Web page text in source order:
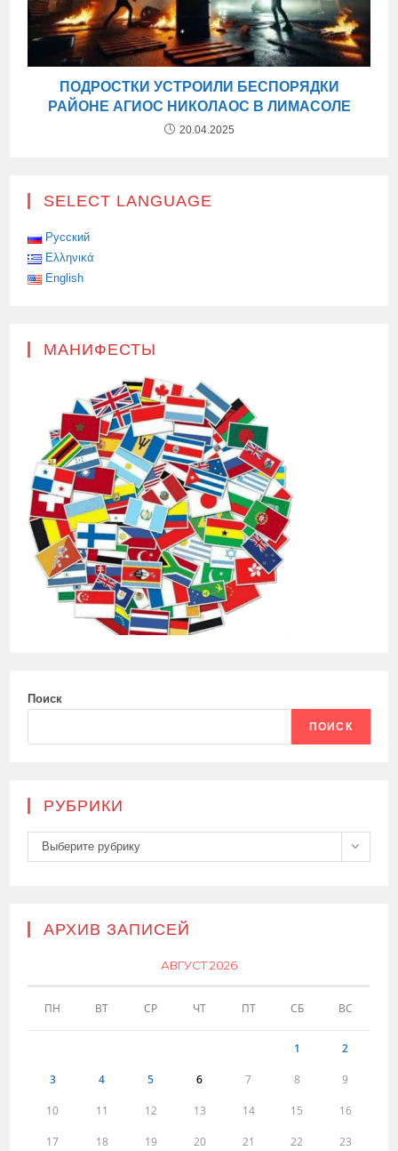
ПОДРОСТКИ УСТРОИЛИ БЕСПОРЯДКИ
РАЙОНЕ АГИОС НИКОЛАОС В ЛИМАСОЛЕ
20.04.2025
SELECT LANGUAGE
Русский
Ελληνικά
English
МАНИФЕСТЫ
Поиск
ПОИСК
РУБРИКИ
Рубрики
Выберите рубрику
АРХИВ ЗАПИСЕЙ
АВГУСТ 2026
ПН ВТ СР ЧТ ПТ СБ ВС
1 2
3 4 5 6 7 8 9
10 11 12 13 14 15 16
17 18 19 20 21 22 23